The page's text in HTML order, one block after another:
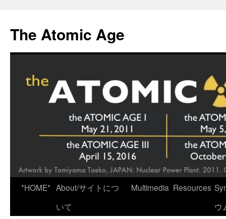
content
The Atomic Age
*HOME* About/サイトにつ
いて
Multimedia Resources
ウ